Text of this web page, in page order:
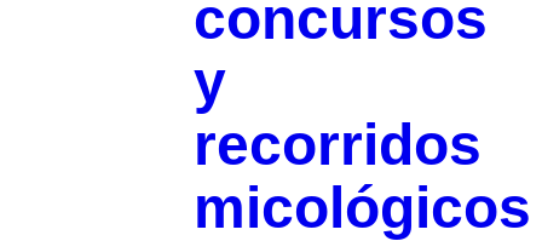
concursos
y
recorridos
micológicos